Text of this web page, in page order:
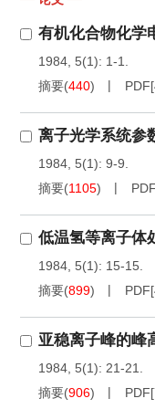
有机化合物化学
1984, 5(1): 1-1.
摘要(440) PDF[
离子光学系统参
1984, 5(1): 9-9.
摘要(1105)
低温氢等离子体
1984, 5(1): 15-15.
摘要(899) PDF[
亚稳离子峰的峰
1984, 5(1): 21-21.
摘要(906) PDF[